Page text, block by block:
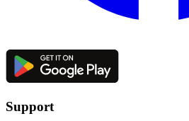
Support